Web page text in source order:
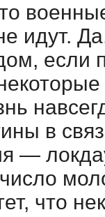
идут.
если
в
—
что